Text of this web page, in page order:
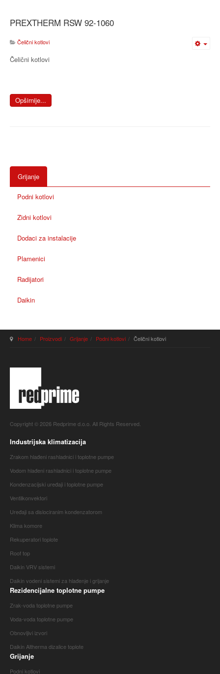
PREXTHERM RSW 92-1060
Čelični kotlovi
Čelični kotlovi
Opširnije...
Grijanje
Podni kotlovi
Zidni kotlovi
Dodaci za instalacije
Plamenici
Radijatori
Daikin
Home Proizvodi Grijanje Podni kotlovi Čelični kotlovi
Copyright © 2026 Redprime d.o.o. All Rights Reserved.
Industrijska klimatizacija
Zrakom hlađeni rashladnici i toplotne pumpe
Vodom hlađeni rashladnici i toplotne pumpe
Kondenzacijski uređaji i toplotne pumpe
Ventilkonvektori
Uređaji sa dislociranim kondenzatorom
Klima komore
Rekuperatori toplote
Roof top
Daikin VRV sistemi
Daikin vodeni sistemi za hlađenje i grijanje
Rezidencijalne toplotne pumpe
Zrak-voda toplotne pumpe
Voda-voda toplotne pumpe
Obnovljivi izvori
Daikin Altherma dizalice toplote
Grijanje
Podni kotlovi